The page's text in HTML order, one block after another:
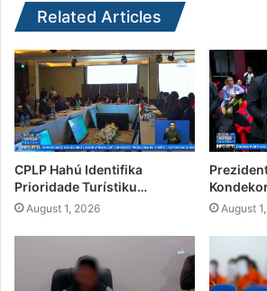
Related Articles
CPLP Hahú Identifika
Prioridade Turístiku…
August 1, 2026 August